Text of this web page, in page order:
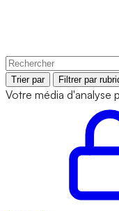
Trier par Filtrer par
Votre média d'analyse